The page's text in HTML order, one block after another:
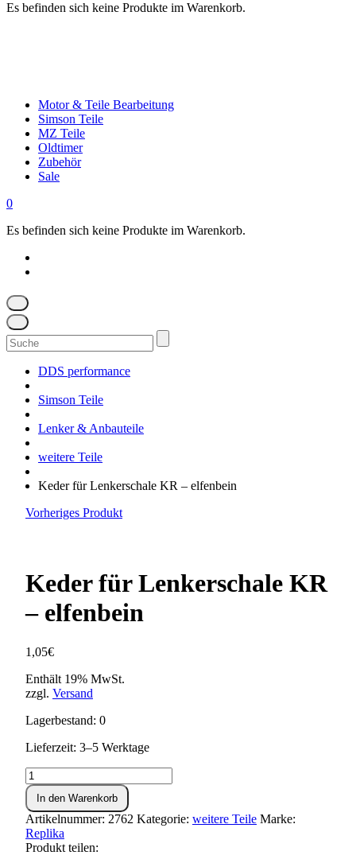
Es befinden sich keine Produkte im Warenkorb.
Motor & Teile Bearbeitung
Simson Teile
MZ Teile
Oldtimer
Zubehör
Sale
0
Es befinden sich keine Produkte im Warenkorb.
Suchen
nach:
DDS performance
Simson Teile
Lenker & Anbauteile
weitere Teile
Keder für Lenkerschale KR – elfenbein
Vorheriges Produkt
Keder für Lenkerschale KR
– elfenbein
1,05€
Enthält 19% MwSt.
zzgl. Versand
Lagerbestand: 0
Lieferzeit: 3–5 Werktage
Keder
für
Lenkerschale
KR
-
elfenbein
In den Warenkorb
Artikelnummer: 2762 Kategorie: weitere Teile Marke:
Replika
Produkt teilen: